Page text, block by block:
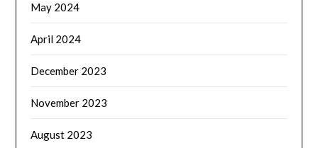
May 2024
April 2024
December 2023
November 2023
August 2023